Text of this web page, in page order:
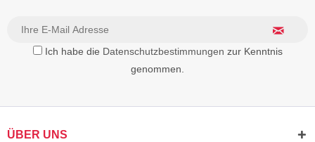
Ich habe die Datenschutzbestimmungen zur Kenntnis
genommen.
ÜBER UNS